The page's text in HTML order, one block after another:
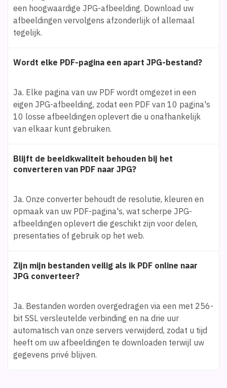
een hoogwaardige JPG-afbeelding. Download uw
afbeeldingen vervolgens afzonderlijk of allemaal
tegelijk.
Wordt elke PDF-pagina een apart JPG-bestand?
Ja. Elke pagina van uw PDF wordt omgezet in een
eigen JPG-afbeelding, zodat een PDF van 10 pagina's
10 losse afbeeldingen oplevert die u onafhankelijk
van elkaar kunt gebruiken.
Blijft de beeldkwaliteit behouden bij het
converteren van PDF naar JPG?
Ja. Onze converter behoudt de resolutie, kleuren en
opmaak van uw PDF-pagina's, wat scherpe JPG-
afbeeldingen oplevert die geschikt zijn voor delen,
presentaties of gebruik op het web.
Zijn mijn bestanden veilig als ik PDF online naar
JPG converteer?
Ja. Bestanden worden overgedragen via een met 256-
bit SSL versleutelde verbinding en na drie uur
automatisch van onze servers verwijderd, zodat u tijd
heeft om uw afbeeldingen te downloaden terwijl uw
gegevens privé blijven.